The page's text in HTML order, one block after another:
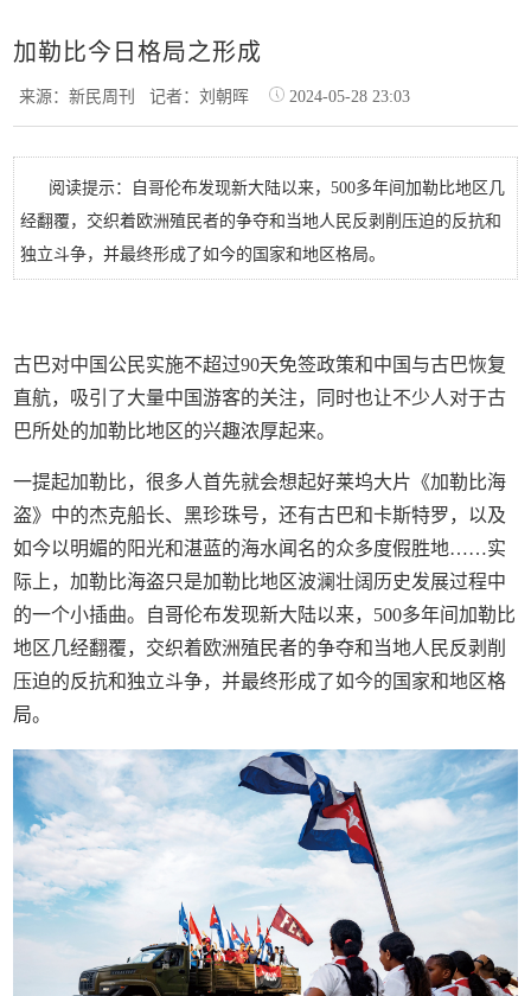
加勒比今日格局之形成
来源：新民周刊记者：刘朝晖 2024-05-28 23:03
阅读提示：自哥伦布发现新大陆以来，500多年间加勒比地区几
经翻覆，交织着欧洲殖民者的争夺和当地人民反剥削压迫的反抗和
独立斗争，并最终形成了如今的国家和地区格局。
古巴对中国公民实施不超过90天免签政策和中国与古巴恢复
直航，吸引了大量中国游客的关注，同时也让不少人对于古
巴所处的加勒比地区的兴趣浓厚起来。
一提起加勒比，很多人首先就会想起好莱坞大片《加勒比海
盗》中的杰克船长、黑珍珠号，还有古巴和卡斯特罗，以及
如今以明媚的阳光和湛蓝的海水闻名的众多度假胜地……实
际上，加勒比海盗只是加勒比地区波澜壮阔历史发展过程中
的一个小插曲。自哥伦布发现新大陆以来，500多年间加勒比
地区几经翻覆，交织着欧洲殖民者的争夺和当地人民反剥削
压迫的反抗和独立斗争，并最终形成了如今的国家和地区格
局。